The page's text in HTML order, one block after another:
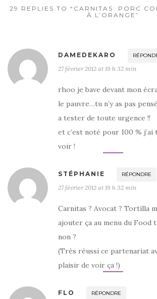
k
29 REPLIES TO “CARNITAS: PORC
À L’ORANGE”
DAMEDEKARO
27 février 2012 at 19 h 32 min
rhoo je bave devant mon
le pauvre…tu n’y as pas
a tester de toute urgence !!
et c’est noté pour 100 %
voir !
STÉPHANIE RÉPONDRE
27 février 2012 at 19 h 32 min
Carnitas ? Avocat ? Tortilla
ajouter ça au menu du Food
non ?
(Très réussi ce partenariat
plaisir de voir ça !)
FLO RÉPONDRE